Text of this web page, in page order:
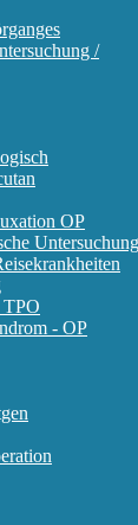
/
OP
Untersuchung
TPO
- OP